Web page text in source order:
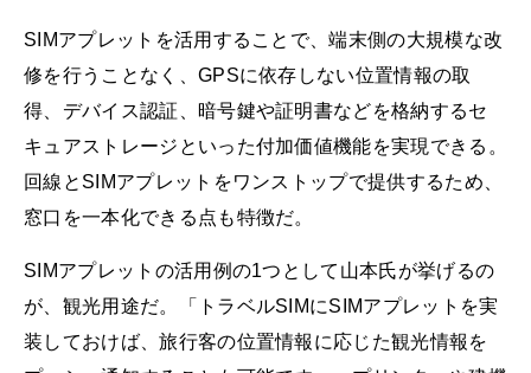
SIMアプレットを活用することで、端末側の大規模な改
修を行うことなく、GPSに依存しない位置情報の取
得、デバイス認証、暗号鍵や証明書などを格納するセ
キュアストレージといった付加価値機能を実現できる。
回線とSIMアプレットをワンストップで提供するため、
窓口を一本化できる点も特徴だ。
SIMアプレットの活用例の1つとして山本氏が挙げるの
が、観光用途だ。「トラベルSIMにSIMアプレットを実
装しておけば、旅行客の位置情報に応じた観光情報を